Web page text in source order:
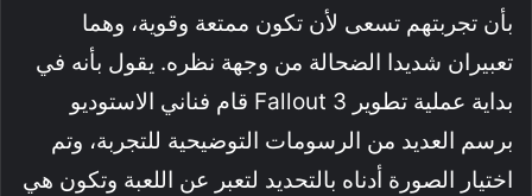
بأن تجربتهم تسعى لأن تكون ممتعة وقوية، وهما
تعبيران شديدا الضحالة من وجهة نظره. يقول بأنه في
بداية عملية تطوير Fallout 3 قام فناني الاستوديو
برسم العديد من الرسومات التوضيحية للتجربة، وتم
اختيار الصورة أدناه بالتحديد لتعبر عن اللعبة وتكون هي